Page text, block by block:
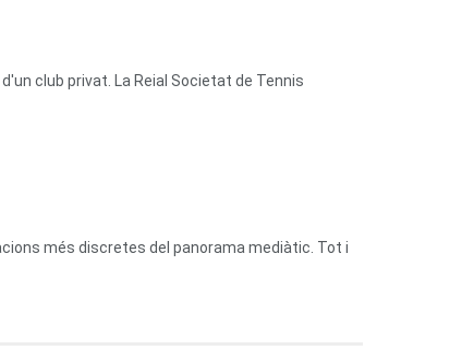
club privat. La Reial Societat de Tennis
més discretes del panorama mediàtic. Tot i